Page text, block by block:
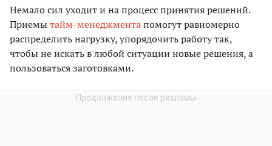
Немало сил уходит и на процесс принятия решений.
Приемытайм-менеджментапомогут равномерно
распределить нагрузку, упорядочить работу так,
чтобы не искать в любой ситуации новые решения, а
пользоваться заготовками.